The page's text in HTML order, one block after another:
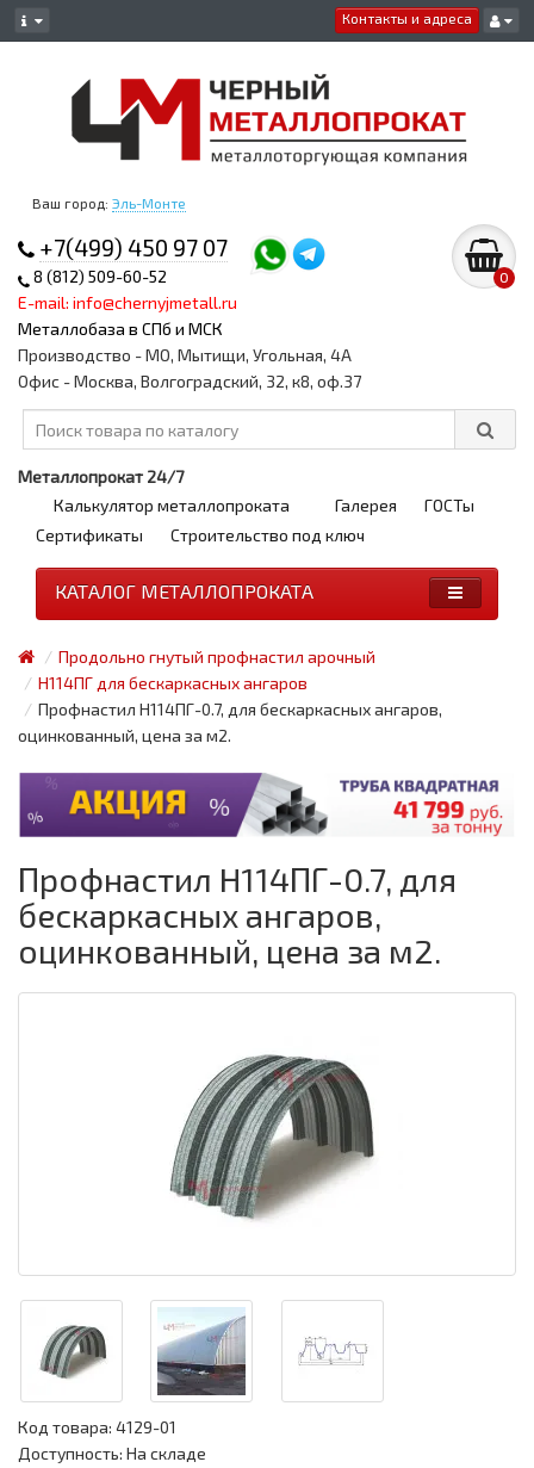
Контакты и адреса
Ваш город: Эль-Монте
+7(499) 450 97 07
8 (812) 509-60-52
E-mail: info@chernyjmetall.ru
Металлобаза в СПб и МСК
0
Производство - МО, Мытищи, Угольная, 4А
Офис - Москва, Волгоградский, 32, к8, оф.37
Металлопрокат 24/7
Калькулятор металлопроката
Галерея
ГОСТы
Сертификаты
Строительство под ключ
КАТАЛОГ МЕТАЛЛОПРОКАТА
Продольно гнутый профнастил арочный
Н114ПГ для бескаркасных ангаров
Профнастил H114ПГ-0.7, для бескаркасных ангаров,
оцинкованный, цена за м2.
Профнастил H114ПГ-0.7, для
бескаркасных ангаров,
оцинкованный, цена за м2.
Код товара: 4129-01
Доступность: На складе